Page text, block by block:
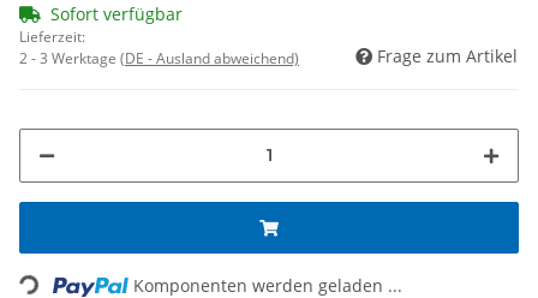
Sofort verfügbar
Lieferzeit:
2 - 3 Werktage (DE - Ausland abweichend) Frage zum Artikel
Komponenten werden geladen ...